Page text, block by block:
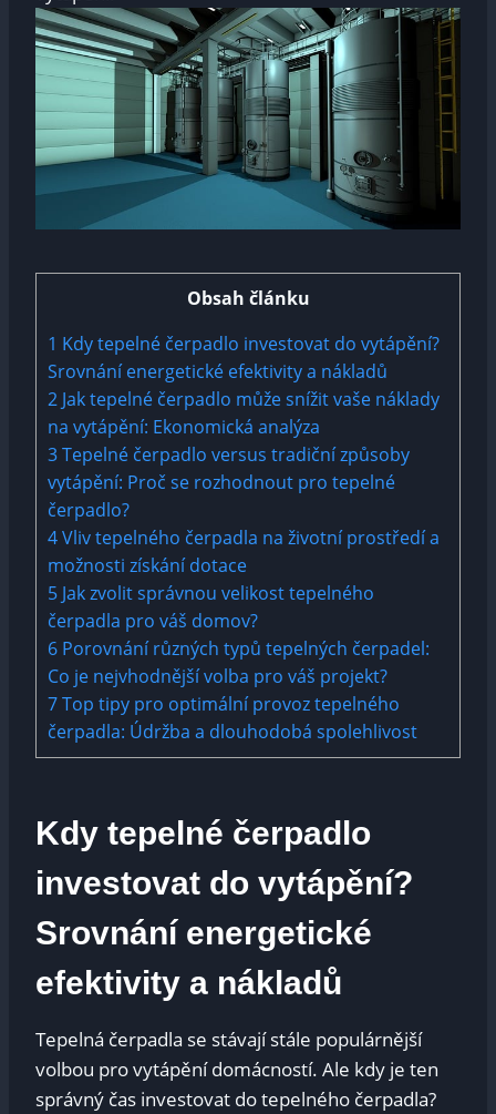
Obsah článku
1 Kdy tepelné čerpadlo investovat do vytápění?
Srovnání energetické efektivity a nákladů
2 Jak tepelné čerpadlo může snížit vaše náklady
na vytápění: Ekonomická analýza
3Tepelné čerpadlo versus tradiční způsoby
vytápění: Proč se rozhodnout pro tepelné
čerpadlo?
4Vliv tepelného čerpadla na životní prostředí a
možnosti získání dotace
5 Jak zvolit správnou velikost tepelného
čerpadla pro váš domov?
6 Porovnání různých typů tepelných čerpadel:
Co je nejvhodnější volba pro váš projekt?
7Top tipy pro optimální provoz tepelného
čerpadla: Údržba a dlouhodobá spolehlivost
Kdy tepelné čerpadlo
investovat do vytápění?
Srovnání energetické
efektivity a nákladů
Tepelná čerpadla se stávají stále populárnější
volbou pro vytápění domácností. Ale kdy je ten
správný čas investovat do tepelného čerpadla?